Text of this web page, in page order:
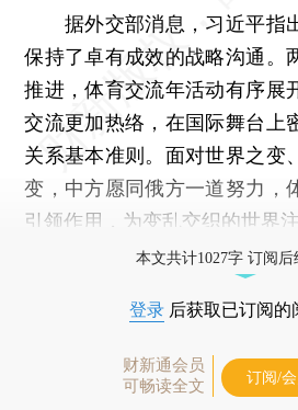
据外交部消息，习近平指
保持了卓有成效的战略沟通。
推进，体育交流年活动有序展
交流更加热络，在国际舞台上
关系基本准则。面对世界之变
变，中方愿同俄方一道努力，
引领作用，为变乱交织的世界
本文共计1027字 订阅
登录 后获取已订阅的
财新通会员
可畅读全文
订阅/